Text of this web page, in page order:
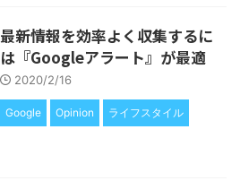
最新情報を効率よく収集するに
は『Googleアラート』が最適
2020/2/16
Google Opinion ライフスタイル